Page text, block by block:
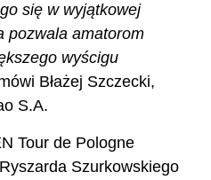
się w wyjątkowej
pozwala amatorom
wyścigu
Błażej Szczecki,
S.A.
Tour de Pologne
Szurkowskiego